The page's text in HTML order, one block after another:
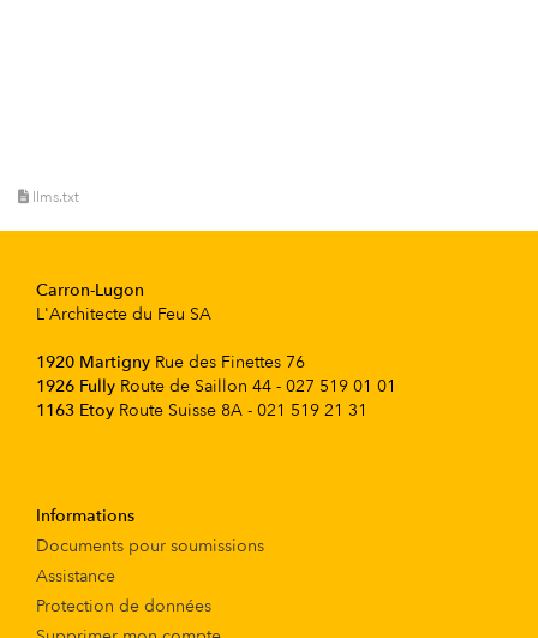
llms.txt
Carron-Lugon
L'Architecte du Feu SA
1920 Martigny Rue des Finettes 76
1926 Fully Route de Saillon 44 - 027 519 01 01
1163 Etoy Route Suisse 8A - 021 519 21 31
Informations
Documents pour soumissions
Assistance
Protection de données